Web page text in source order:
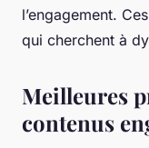
l’engagement.
qui cherchent à
Meilleures
contenus